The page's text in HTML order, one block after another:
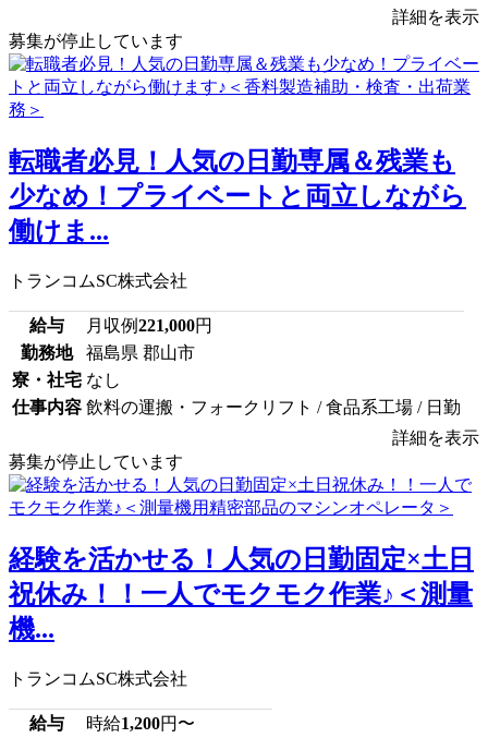
詳細を表示
募集が停止しています
転職者必見！人気の日勤専属＆残業も
少なめ！プライベートと両立しながら
働けま...
トランコムSC株式会社
給与 月収例221,000円
勤務地
福島県 郡山市
寮・社宅 なし
仕事内容 飲料の運搬・フォークリフト / 食品系工場 / 日勤
詳細を表示
募集が停止しています
経験を活かせる！人気の日勤固定×土日
祝休み！！一人でモクモク作業♪＜測量
機...
トランコムSC株式会社
給与 時給1,200円〜